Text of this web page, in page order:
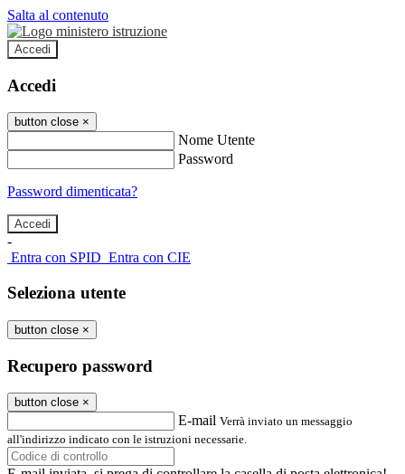
Salta al contenuto
Accedi
Accedi
button close ×
Nome Utente
Password
Password dimenticata?
-
Entra con SPID Entra con CIE
Seleziona utente
button close ×
Recupero password
button close ×
E-mail Verrà inviato un messaggio
all'indirizzo indicato con le istruzioni necessarie.